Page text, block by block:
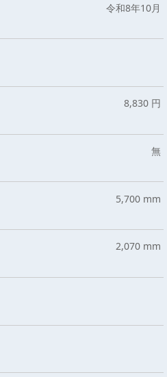
令和8年10月
8,830 円
無
5,700 mm
2,070 mm